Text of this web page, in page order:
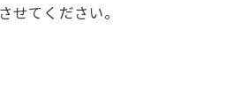
てください。